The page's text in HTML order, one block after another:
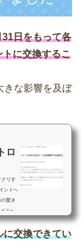
日をもって各
に交換するこ
きな影響を及ぼ
ロ
クリす
ントへ
驚き
ルへ
かなぁ
年3月3
に交換できてい